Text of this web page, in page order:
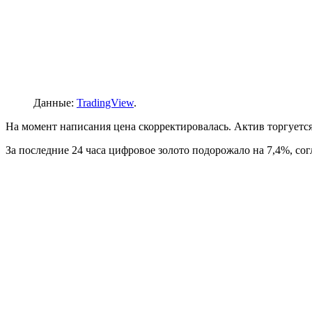
Данные: TradingView.
На момент написания цена скорректировалась. Актив
За последние 24 часа цифровое золото подорожало на 7,4%,